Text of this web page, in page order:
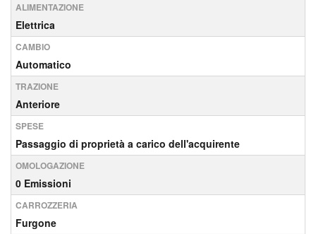
ALIMENTAZIONE
Elettrica
CAMBIO
Automatico
TRAZIONE
Anteriore
SPESE
Passaggio di proprietà a carico dell'acquirente
OMOLOGAZIONE
0 Emissioni
CARROZZERIA
Furgone